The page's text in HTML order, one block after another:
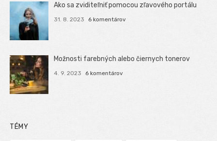
Ako sa zviditeľniť pomocou zľavového portálu
31. 8. 2023 6 komentárov
Možnosti farebných alebo čiernych tonerov
4. 9. 2023 6 komentárov
TÉMY